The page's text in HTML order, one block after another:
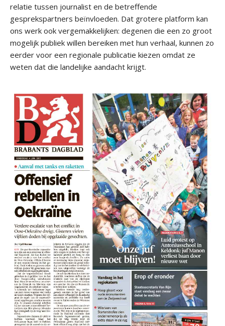
relatie tussen journalist en de betreffende
gesprekspartners beïnvloeden. Dat grotere platform kan
ons werk ook vergemakkelijken: degenen die een zo groot
mogelijk publiek willen bereiken met hun verhaal, kunnen zo
eerder voor een regionale publicatie kiezen omdat ze
weten dat die landelijke aandacht krijgt.